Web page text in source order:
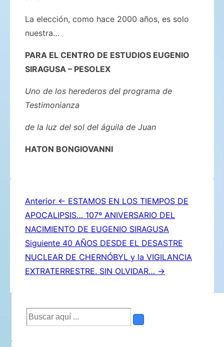
La elección, como hace 2000 años, es solo
nuestra…
PARA EL CENTRO DE ESTUDIOS EUGENIO
SIRAGUSA – PESOLEX
Uno de los herederos del programa de
Testimonianza
de la luz del sol del águila de Juan
HATON BONGIOVANNI
Navegación
de
entradas
Anterior ← ESTAMOS EN LOS TIEMPOS DE
APOCALIPSIS… 107º ANIVERSARIO DEL
NACIMIENTO DE EUGENIO SIRAGUSA
Siguiente 40 AÑOS DESDE EL DESASTRE
NUCLEAR DE CHERNÓBYL y la VIGILANCIA
EXTRATERRESTRE. SIN OLVIDAR… →
Buscar
por: